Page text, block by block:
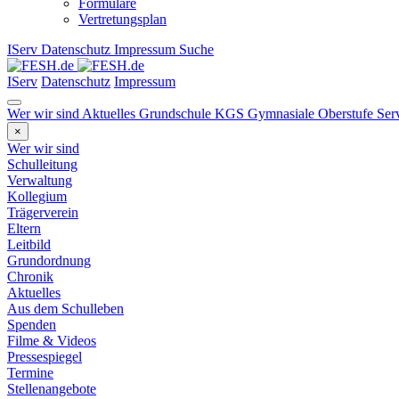
Formulare
Vertretungsplan
IServ Datenschutz Impressum Suche
IServ Datenschutz Impressum
Wer wir sind Aktuelles Grundschule KGS Gymnasiale Oberstufe
×
Wer wir sind
Schulleitung
Verwaltung
Kollegium
Trägerverein
Eltern
Leitbild
Grundordnung
Chronik
Aktuelles
Aus dem Schulleben
Spenden
Filme & Videos
Pressespiegel
Termine
Stellenangebote